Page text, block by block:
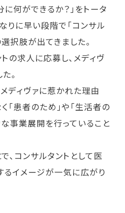
に何ができるか？」をトータ
りに早い段階で「コンサル
択肢が出てきました。
の求人に応募し、メディヴ
。
ディヴァに惹かれた理由
「患者のため」や「生活者の
事業展開を行っていること
、コンサルタントとして医
イメージが一気に広がり